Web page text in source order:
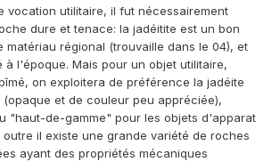
vocation utilitaire, il fut nécessairement
dure et tenace: la jadéitite est un bon
matériau régional (trouvaille dans le 04), et
à l'époque. Mais pour un objet utilitaire,
on exploitera de préférence la jadéite
et de couleur peu appréciée),
"haut-de-gamme" pour les objets d'apparat
il existe une grande variété de roches
ayant des propriétés mécaniques